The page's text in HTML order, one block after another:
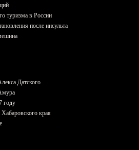
туризма в России
после инсульта
Датского
году
края